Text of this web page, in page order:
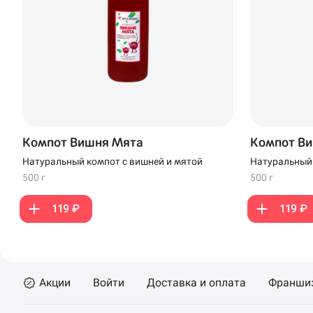
Компот Вишня Мята
Натуральный компот с вишней и мятой
500 г
119 ₽
Компот
мятой
500 г
119 ₽
Акции Войти Доставка и оплата